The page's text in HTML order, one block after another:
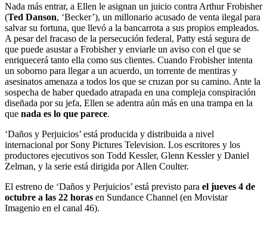
Nada más entrar, a Ellen le asignan un juicio contra Arthur Frobisher
(Ted Danson, ‘Becker’), un millonario acusado de venta ilegal para
salvar su fortuna, que llevó a la bancarrota a sus propios empleados.
A pesar del fracaso de la persecución federal, Patty está segura de
que puede asustar a Frobisher y enviarle un aviso con el que se
enriquecerá tanto ella como sus clientes. Cuando Frobisher intenta
un soborno para llegar a un acuerdo, un torrente de mentiras y
asesinatos amenaza a todos los que se cruzan por su camino. Ante la
sospecha de haber quedado atrapada en una compleja conspiración
diseñada por su jefa, Ellen se adentra aún más en una trampa en la
que nada es lo que parece.
‘Daños y Perjuicios’ está producida y distribuida a nivel
internacional por Sony Pictures Television. Los escritores y los
productores ejecutivos son Todd Kessler, Glenn Kessler y Daniel
Zelman, y la serie está dirigida por Allen Coulter.
El estreno de ‘Daños y Perjuicios’ está previsto para el jueves 4 de
octubre a las 22 horas en Sundance Channel (en Movistar
Imagenio en el canal 46).